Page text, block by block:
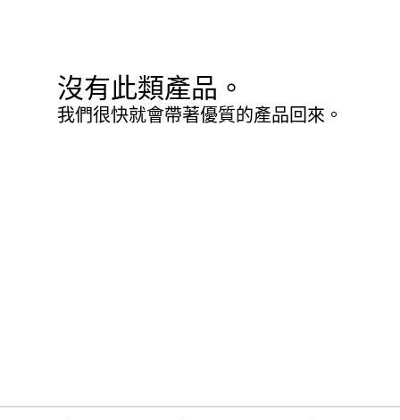
沒有此類產品。
我們很快就會帶著優質的產品回來。